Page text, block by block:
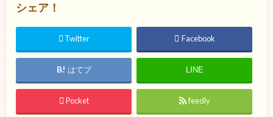
シェア！
Twitter Facebook
はてブ LINE
Pocket feedly